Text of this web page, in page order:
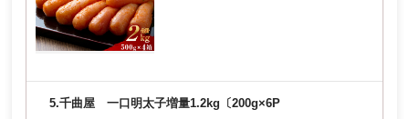
5.千曲屋 一口明太子増量1.2kg〔200g×6P